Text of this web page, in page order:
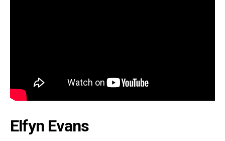
Elfyn Evans